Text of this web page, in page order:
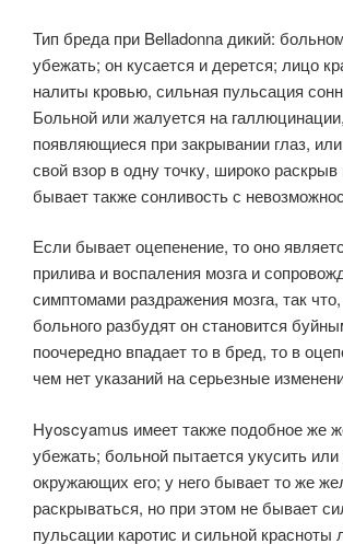
Тип бреда при Belladonna дикий:
убежать; он кусается и дерется; лицо
налиты кровью, сильная пульсация
Больной или жалуется на галлюцинации,
появляющиеся при закрывании глаз,
свой взор в одну точку, широко раскрыв
бывает также сонливость с
Если бывает оцепенение, то оно
прилива и воспаления мозга и
симптомами раздражения мозга, так что,
больного разбудят он становится
поочередно впадает то в бред, то в
чем нет указаний на серьезные
Hyoscyamus имеет также подобное же
убежать; больной пытается укусить
окружающих его; у него бывает то же
раскрываться, но при этом не бывает
пульсации каротис и сильной красноты